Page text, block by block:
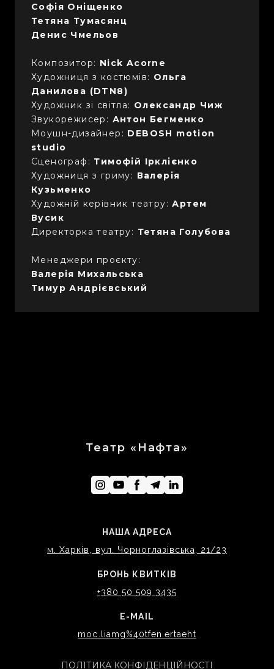
Софія Оніщенко
Тетяна Тумасянц
Денис Чмельов
Композитор: Nick Acorne
Художниця з костюмів: Ольга
Данилова (DTN8)
Художник зі світла: Олександр Чиж
Звукорежисер: Антон Бегменко
Моушн-дизайнер: DEBOSH motion
studio
Сценограф: Тимофій Ірклієнко
Художниця з гриму: Валерія
Кузьменко
Художній керівник театру:Артем
Вусик
Директорка театру: Тетяна Голубова
Менеджери проєкту:
Валерія Михальська
Тимур Андрієвський
Театр «Нафта»
НАША АДРЕСА
м. Харків, вул. Чорноглазівська, 21/23
БРОНЬ КВИТКІВ
+380 50 509 3435
E-MAIL
moc.liamg%40tfen.ertaeht
ПОЛІТИКА КОНФІДЕНЦІЙНОСТІ